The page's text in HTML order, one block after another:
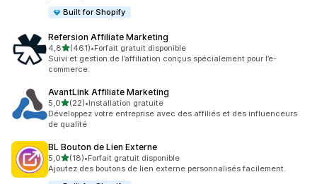
Built for Shopify
Refersion Affiliate Marketing
4,8étoile(s) sur 5
(461)
461 avis au total
•Forfait gratuit disponible
Suivi et gestion de l’affiliation conçus spécialement pour l’e-
commerce.
AvantLink Affiliate Marketing
5,0étoile(s) sur 5
(22)
22 avis au total
•Installation gratuite
Développez votre entreprise avec des affiliés et des influenceurs
de qualité
BL Bouton de Lien Externe
5,0étoile(s) sur 5
(18)
18 avis au total
•Forfait gratuit disponible
Ajoutez des boutons de lien externe personnalisés facilement.